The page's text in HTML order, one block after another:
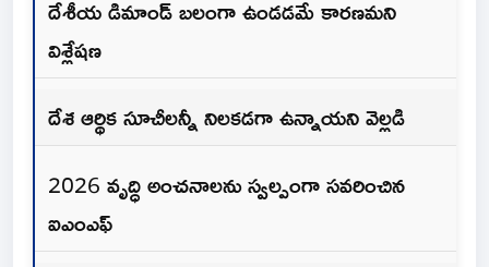
దేశీయ డిమాండ్‌ బలంగా ఉండడమే కారణమని
విశ్లేషణ
దేశ ఆర్థిక సూచీలన్నీ నిలకడగా ఉన్నాయని వెల్లడి
2026 వృద్ధి అంచనాలను స్వల్పంగా సవరించిన
ఐఎంఎఫ్‌